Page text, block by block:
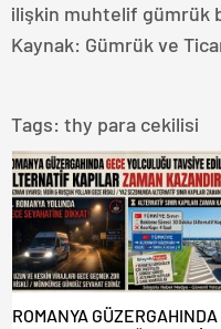
ilişkin muhtelif gümrük
Kaynak: Gümrük ve
Tags: thy para cekilisi
ROMANYA GÜZERGAHINDA